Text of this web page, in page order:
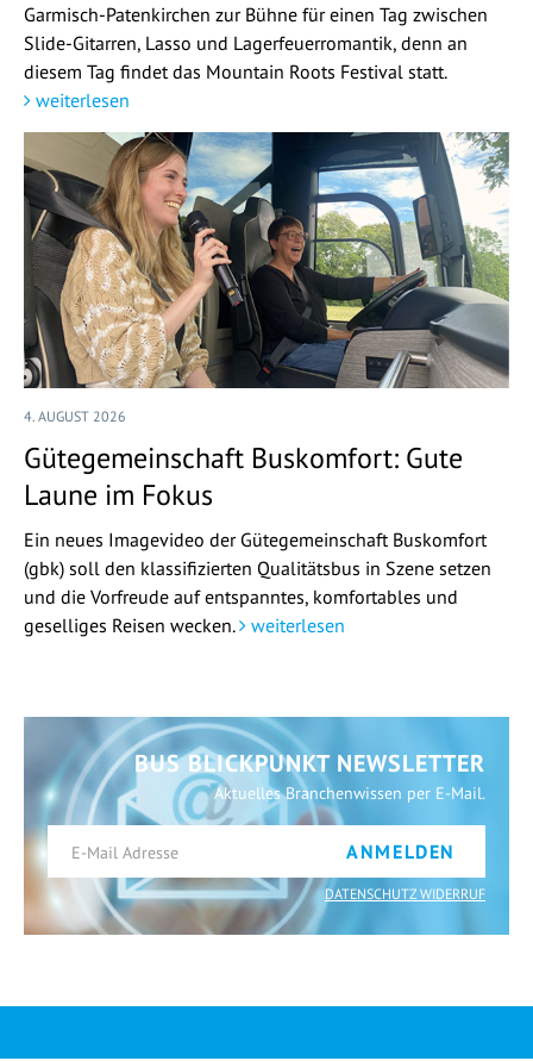
Garmisch-Patenkirchen zur Bühne für einen Tag zwischen
Slide-Gitarren, Lasso und Lagerfeuerromantik, denn an
diesem Tag findet das Mountain Roots Festival statt.
weiterlesen
4. AUGUST 2026
Gütegemeinschaft Buskomfort: Gute
Laune im Fokus
Ein neues Imagevideo der Gütegemeinschaft Buskomfort
(gbk) soll den klassifizierten Qualitätsbus in Szene setzen
und die Vorfreude auf entspanntes, komfortables und
geselliges Reisen wecken.
weiterlesen
BUS BLICKPUNKT NEWSLETTER
Aktuelles Branchenwissen per E-Mail.
ANMELDEN
DATENSCHUTZ WIDERRUF